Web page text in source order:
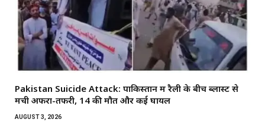
Pakistan Suicide Attack: पाकिस्तान में रैली के बीच ब्लास्ट से
मची अफरा-तफरी, 14 की मौत और कई घायल
AUGUST 3, 2026